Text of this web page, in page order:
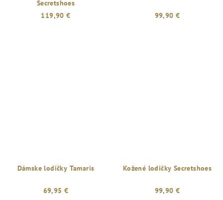
Secretshoes
119,90 €
99,90 €
Dámske lodičky Tamaris
69,95 €
Kožené lodičky Secretshoes
99,90 €